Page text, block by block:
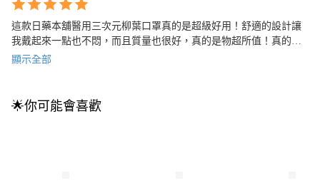
這款日藥本舖醫用三次元柳葉口罩真的是超級好用！舒適的設計讓
我戴起來一點也不悶，而且質量也很好，真的是物超所值！真的是
一個值得推薦的商品。
顯示全部
🌟你可能會喜歡